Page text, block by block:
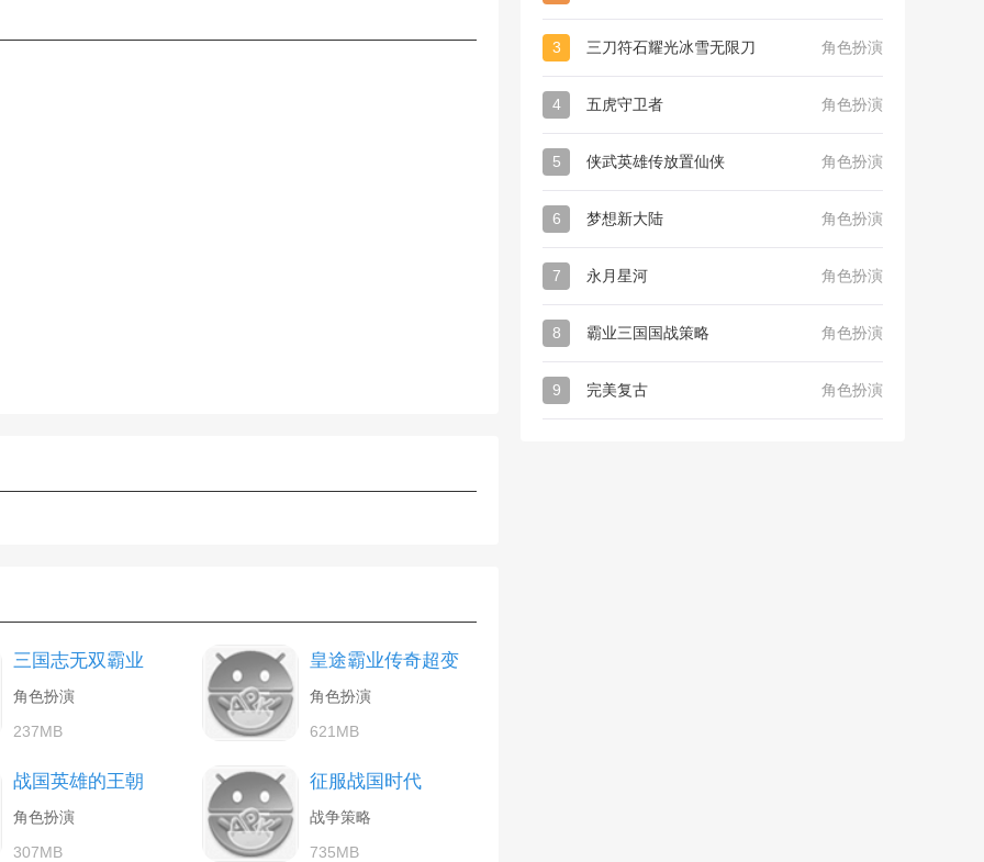
三国志无双霸业
角色扮演
237MB
皇途霸业传奇超变
角色扮演
621MB
战国英雄的王朝
角色扮演
307MB
征服战国时代
战争策略
735MB
3 三刀符石耀光冰雪无限刀 角色扮演
4 五虎守卫者 角色扮演
5 侠武英雄传放置仙侠 角色扮演
6 梦想新大陆 角色扮演
7 永月星河 角色扮演
8 霸业三国国战策略 角色扮演
9 完美复古 角色扮演